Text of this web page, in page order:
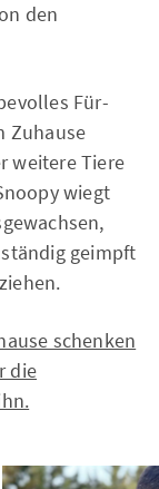
den
Für-
Zuhause
weitere Tiere
wiegt
geimpft
schenken
die